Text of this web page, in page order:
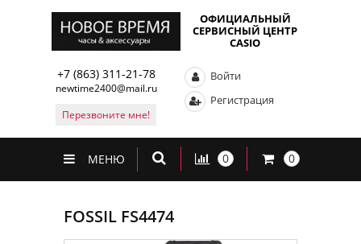
ОФИЦИАЛЬНЫЙ
СЕРВИСНЫЙ ЦЕНТР
CASIO
+7 (863) 311-21-78
newtime2400@mail.ru
Перезвоните мне!
Войти
Регистрация
МЕНЮ 0 0
FOSSIL FS4474